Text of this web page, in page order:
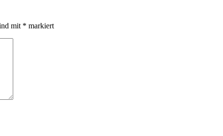
mit * markiert